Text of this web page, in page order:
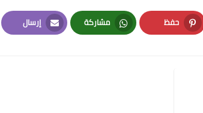
حفظ
Pinterest
مشاركة
Whatsapp
إرسال
Email